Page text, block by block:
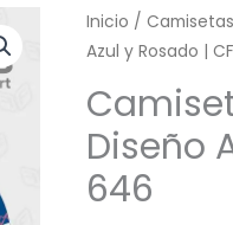
Inicio /
Azul y Rosado |
Diseño
646